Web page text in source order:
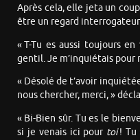
Après cela, elle jeta un
être un regard
« T-Tu es aussi toujours
gentil. Je m’inquiétais pour
« Désolé de t’avoir
nous chercher, merci, »
« Bi-Bien sûr. Tu es le
si je venais ici pour toi! Tu